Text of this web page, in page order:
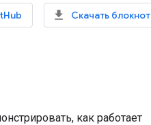
Скачать блокнот
как работает